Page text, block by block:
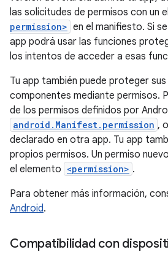
las solicitudes de permisos con un
permission> en el manifiesto. Si
app podrá usar las funciones
los intentos de acceder a esas
Tu app también puede proteger
componentes mediante permisos.
de los permisos definidos por
android.Manifest.permission ,
declarado en otra app. Tu app
propios permisos. Un permiso
el elemento <permission> .
Para obtener más información,
Android.
Compatibilidad con